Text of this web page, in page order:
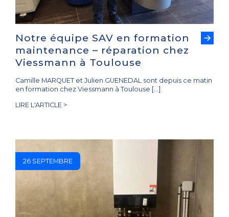
Notre équipe SAV en formation
maintenance – réparation chez
Viessmann à Toulouse
Camille MARQUET et Julien GUENEDAL sont depuis ce matin
en formation chez Viessmann à Toulouse […]
LIRE L'ARTICLE >
26 SEPTEMBRE